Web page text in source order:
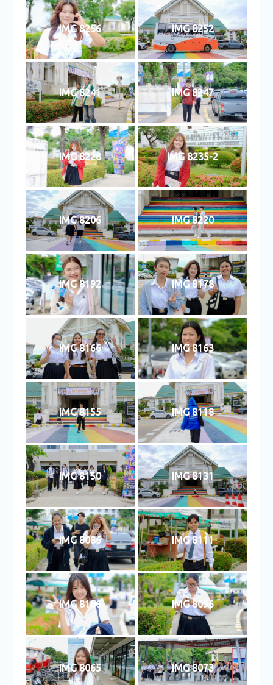
IMG 8256 IMG 8252
IMG 8241 IMG 8247
IMG 8228 IMG 8235-2
IMG 8206 IMG 8220
IMG 8192 IMG 8178
IMG 8166 IMG 8163
IMG 8155 IMG 8118
IMG 8150 IMG 8131
IMG 8086 IMG 8111
IMG 8106 IMG 8096
IMG 8065 IMG 8073